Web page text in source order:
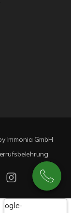
Immonia GmbH
Google-